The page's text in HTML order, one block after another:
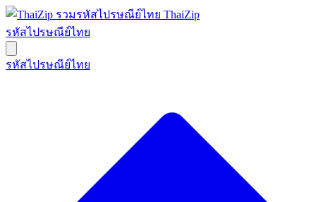
ThaiZip
รหัสไปรษณีย์ไทย
รหัสไปรษณีย์ไทย